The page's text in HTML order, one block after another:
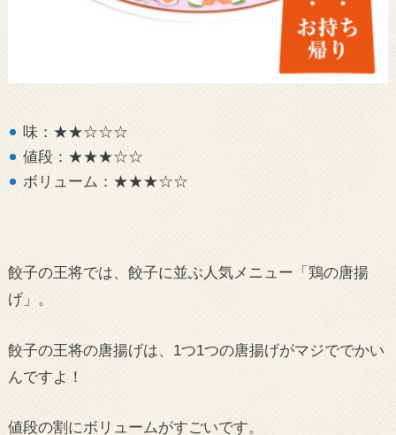
味：★★☆☆☆
値段：★★★☆☆
ボリューム：★★★☆☆
餃子の王将では、餃子に並ぶ人気メニュー「鶏の唐揚
げ」。
餃子の王将の唐揚げは、1つ1つの唐揚げがマジででかい
んですよ！
値段の割にボリュームがすごいです。